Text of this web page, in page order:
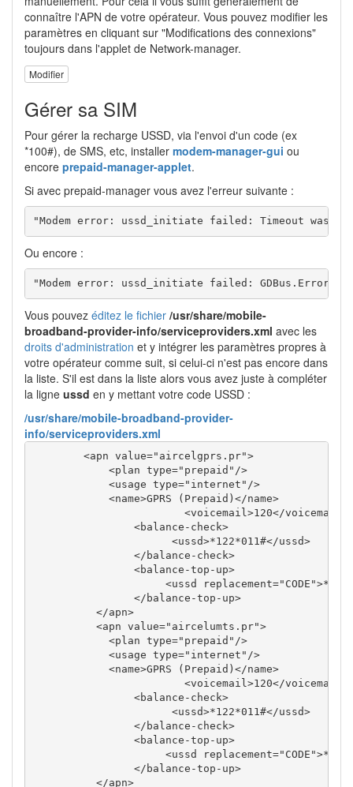
connaître l'APN de votre opérateur. Vous pouvez modifier les
paramètres en cliquant sur "Modifications des connexions"
toujours dans l'applet de Network-manager.
Modifier
Gérer sa SIM
Pour gérer la recharge USSD, via l'envoi d'un code (ex
*100#), de SMS, etc, installer modem-manager-gui ou
encore prepaid-manager-applet.
Si avec prepaid-manager vous avez l'erreur suivante :
"Modem error: ussd_initiate failed: Timeout was
Ou encore :
"Modem error: ussd_initiate failed:
Vous pouvez éditez le fichier /usr/share/mobile-
broadband-provider-info/serviceproviders.xml avec les
droits d'administration et y intégrer les paramètres propres à
votre opérateur comme suit, si celui-ci n'est pas encore dans
la liste. S'il est dans la liste alors vous avez juste à compléter
la ligne ussd en y mettant votre code USSD :
/usr/share/mobile-broadband-provider-
info/serviceproviders.xml
<apn value="aircelgprs.pr">
<plan type="prepaid" />
<usage type="internet" />
<name>GPRS (Prepaid) </name>
<voicemail>120</voicemail
<balance-check>
<ussd>*122*011#</ussd>
</balance-check>
<balance-top-up>
<ussd
replacement="CODE">
</balance-top-up>
</apn>
<apn value="aircelumts.pr">
<plan type="prepaid" />
<usage type="internet" />
<name>GPRS (Prepaid) </name>
<voicemail>120</voicemail
<balance-check>
<ussd>*122*011#</ussd>
</balance-check>
<balance-top-up>
<ussd
replacement="CODE">
</balance-top-up>
</apn>